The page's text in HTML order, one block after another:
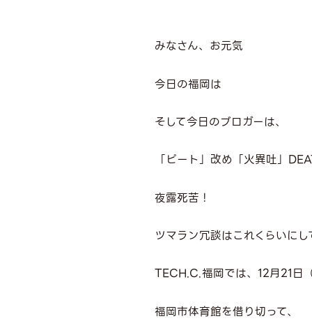
みなさん、お元気
今日の福岡は
そして今日のブロガーは、
「ピート」改め「火異吐」
夜露死苦！
ツマラン冗談はこれくらいにし
TECH.C.福岡では、12月21日
福岡市体育館を借り切って、